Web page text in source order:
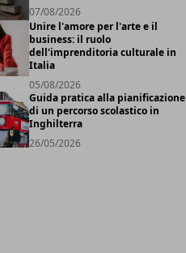
07/08/2026
Unire l'amore per l'arte e il
business: il ruolo
dell'imprenditoria culturale in
Italia
05/08/2026
Guida pratica alla pianificazione
di un percorso scolastico in
Inghilterra
26/05/2026